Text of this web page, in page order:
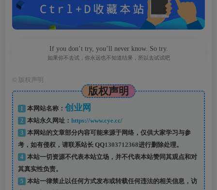
If you don’t try, you’ll never know. So try.
如果你不去试，你永远也不知道结果，所以去试试吧
版权声明
版权声明
1 本网站名称： 创业网
2 本站永久网址： https://www.cye.cc/
3
本网站的文章部分内容可能来源于网络，仅供大家学习与参
考，如有侵权，请联系站长 QQ1303712368进行删除处理。
4
本站一切资源不代表本站立场，并不代表本站赞同其观点和对
其真实性负责。
5
本站一律禁止以任何方式发布或转载任何违法的相关信息，访